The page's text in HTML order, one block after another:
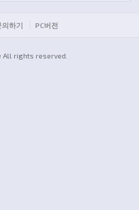
의하기 PC버전
All rights reserved.